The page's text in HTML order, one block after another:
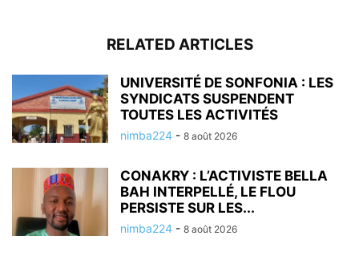
RELATED ARTICLES
UNIVERSITÉ DE SONFONIA : LES
SYNDICATS SUSPENDENT
TOUTES LES ACTIVITÉS
nimba224 - 8 août 2026
CONAKRY : L’ACTIVISTE BELLA
BAH INTERPELLÉ, LE FLOU
PERSISTE SUR LES...
nimba224 - 8 août 2026